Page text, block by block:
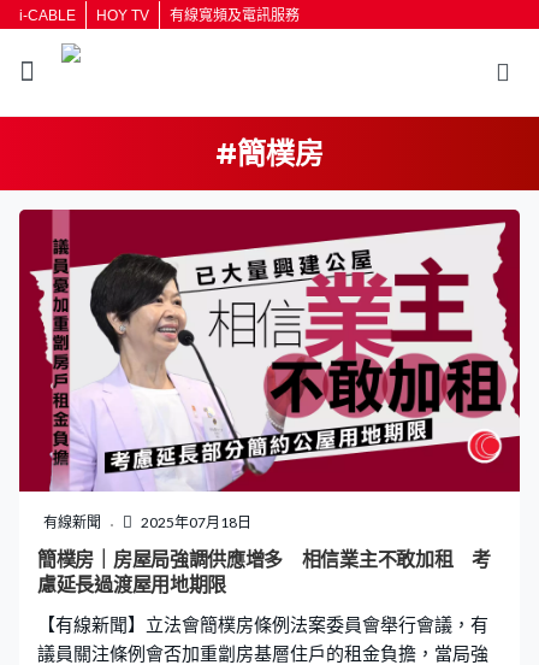
i-CABLE HOY TV 有線寬頻及電訊服務
#簡樸房
有線新聞 2025年07月18日
簡樸房｜房屋局強調供應增多 相信業主不敢加租 考
慮延長過渡屋用地期限
【有線新聞】立法會簡樸房條例法案委員會舉行會議，有
議員關注條例會否加重劏房基層住戶的租金負擔，當局強